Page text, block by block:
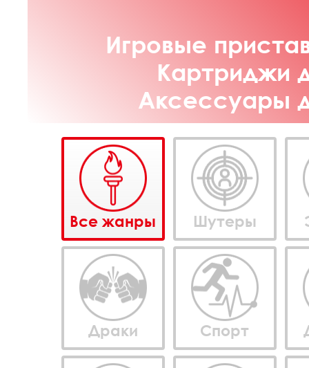
Игровые
Картриджи
Аксессуары
Все жанры Шутеры
Драки Спорт